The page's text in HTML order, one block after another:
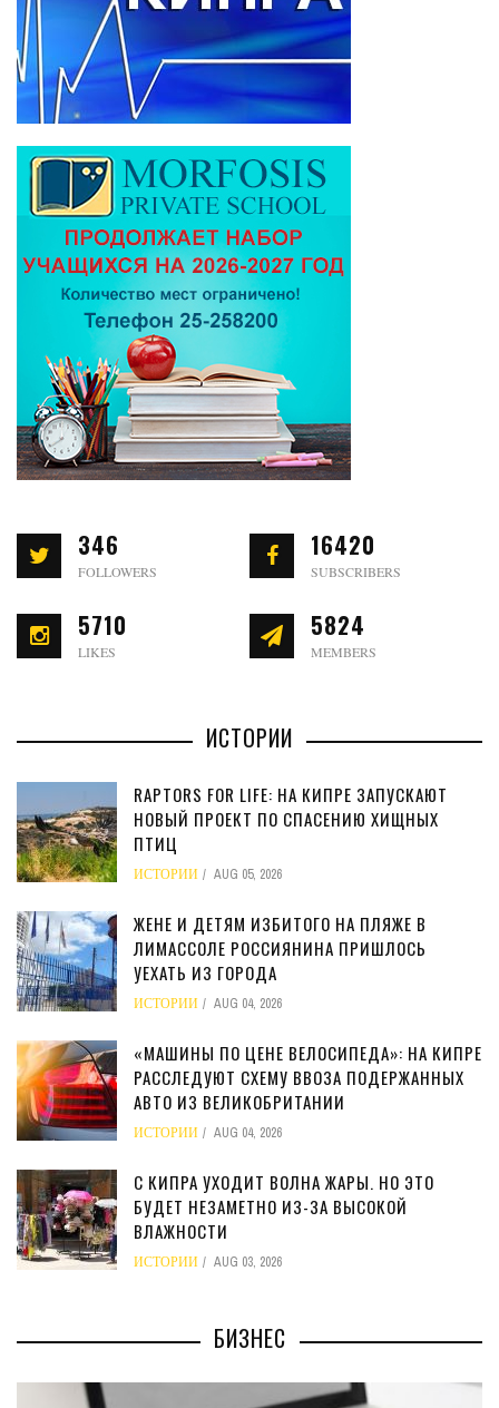
346
FOLLOWERS
16420
SUBSCRIBERS
5710
LIKES
5824
MEMBERS
ИСТОРИИ
RAPTORS FOR LIFE: НА КИПРЕ ЗАПУСКАЮТ
НОВЫЙ ПРОЕКТ ПО СПАСЕНИЮ ХИЩНЫХ
ПТИЦ
ИСТОРИИ AUG 05, 2026
ЖЕНЕ И ДЕТЯМ ИЗБИТОГО НА ПЛЯЖЕ В
ЛИМАССОЛЕ РОССИЯНИНА ПРИШЛОСЬ
УЕХАТЬ ИЗ ГОРОДА
ИСТОРИИ AUG 04, 2026
«МАШИНЫ ПО ЦЕНЕ ВЕЛОСИПЕДА»: НА КИПРЕ
РАССЛЕДУЮТ СХЕМУ ВВОЗА ПОДЕРЖАННЫХ
АВТО ИЗ ВЕЛИКОБРИТАНИИ
ИСТОРИИ AUG 04, 2026
С КИПРА УХОДИТ ВОЛНА ЖАРЫ. НО ЭТО
БУДЕТ НЕЗАМЕТНО ИЗ-ЗА ВЫСОКОЙ
ВЛАЖНОСТИ
ИСТОРИИ AUG 03, 2026
БИЗНЕС